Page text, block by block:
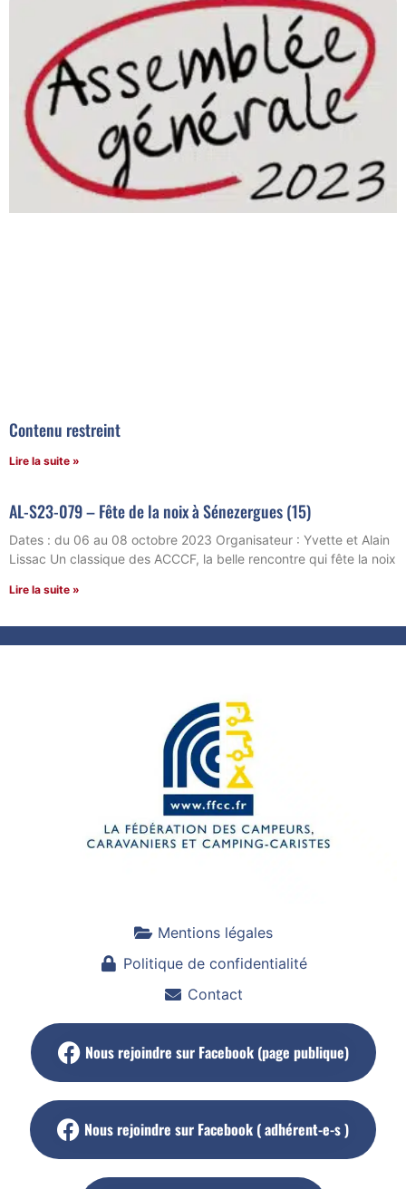
Contenu restreint
Lire la suite »
AL-S23-079 – Fête de la noix à Sénezergues (15)
Dates : du 06 au 08 octobre 2023 Organisateur : Yvette et Alain
Lissac Un classique des ACCCF, la belle rencontre qui fête la noix
Lire la suite »
Mentions légales
Politique de confidentialité
Contact
Nous rejoindre sur Facebook (page publique)
Nous rejoindre sur Facebook ( adhérent-e-s )